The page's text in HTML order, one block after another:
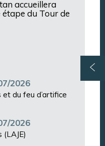
accueillera
du Tour de
2026
du feu d’artifice
2026
(LAJE)